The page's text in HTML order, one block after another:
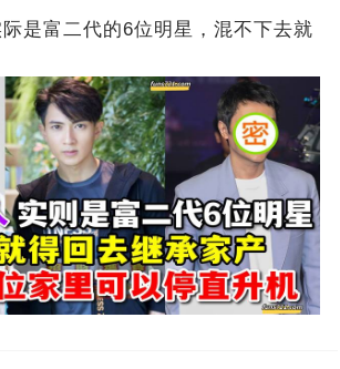
是富二代的6位明星，混不下去就